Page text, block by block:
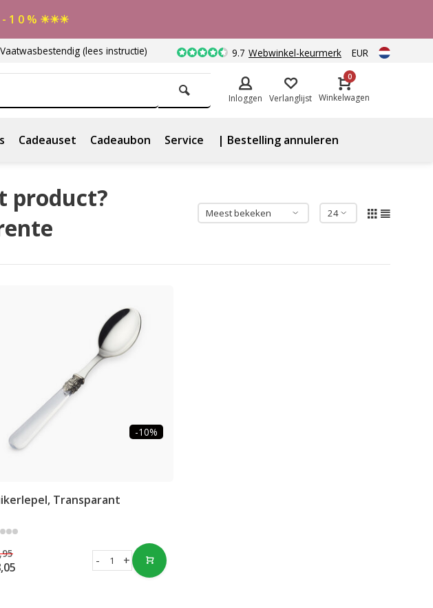
- 1 0 % ☀☀☀
Vaatwasbestendig (lees instructie) 9.7 Webwinkel-keurmerk EUR
Inloggen Verlanglijst
0
Winkelwagen
Cadeauset Cadeaubon Service | Bestelling annuleren
product?
-10%
Transparant
+
-